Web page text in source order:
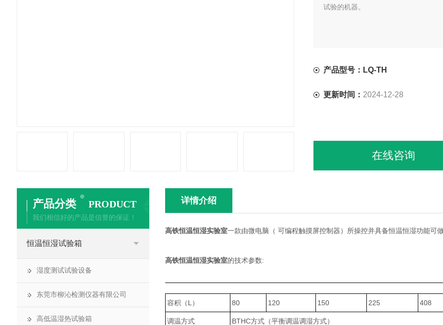
试验的机器。
产品型号：LQ-TH
更新时间： 2024-12-28
在线咨询
详情介绍
高铁恒温恒湿实验室一款由微电脑（ 可编程触摸屏控制器）所操控并具备恒温恒湿功能可
高铁恒温恒湿实验室的技术参数:
容积（L） 80 120 150 225 408
调温方式 BTHC方式（平衡调温调湿方式）
产品分类 PRODUCT
我们相信好的产品是信誉的保证！
恒温恒湿试验箱
湿度测试试验设备
东莞市柳沁检测仪器有限公司
高低温湿热试验箱